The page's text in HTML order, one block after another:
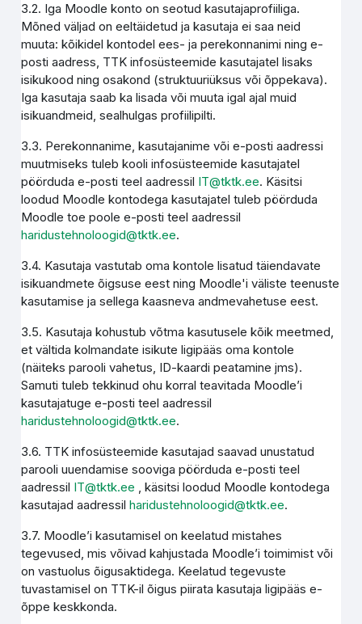
3.2. Iga Moodle konto on seotud kasutajaprofiiliga.
Mõned väljad on eeltäidetud ja kasutaja ei saa neid
muuta: kõikidel kontodel ees- ja perekonnanimi ning e-
posti aadress, TTK infosüsteemide kasutajatel lisaks
isikukood ning osakond (struktuuriüksus või õppekava).
Iga kasutaja saab ka lisada või muuta igal ajal muid
isikuandmeid, sealhulgas profiilipilti.
3.3. Perekonnanime, kasutajanime või e-posti aadressi
muutmiseks tuleb kooli infosüsteemide kasutajatel
pöörduda e-posti teel aadressil IT@tktk.ee. Käsitsi
loodud Moodle kontodega kasutajatel tuleb pöörduda
Moodle toe poole e-posti teel aadressil
haridustehnoloogid@tktk.ee.
3.4. Kasutaja vastutab oma kontole lisatud täiendavate
isikuandmete õigsuse eest ning Moodle'i väliste teenuste
kasutamise ja sellega kaasneva andmevahetuse eest.
3.5. Kasutaja kohustub võtma kasutusele kõik meetmed,
et vältida kolmandate isikute ligipääs oma kontole
(näiteks parooli vahetus, ID-kaardi peatamine jms).
Samuti tuleb tekkinud ohu korral teavitada Moodle’i
kasutajatuge e-posti teel aadressil
haridustehnoloogid@tktk.ee.
3.6. TTK infosüsteemide kasutajad saavad unustatud
parooli uuendamise sooviga pöörduda e-posti teel
aadressil IT@tktk.ee , käsitsi loodud Moodle kontodega
kasutajad aadressilharidustehnoloogid@tktk.ee.
3.7. Moodle’i kasutamisel on keelatud mistahes
tegevused, mis võivad kahjustada Moodle’i toimimist või
on vastuolus õigusaktidega. Keelatud tegevuste
tuvastamisel on TTK-il õigus piirata kasutaja ligipääs e-
õppe keskkonda.